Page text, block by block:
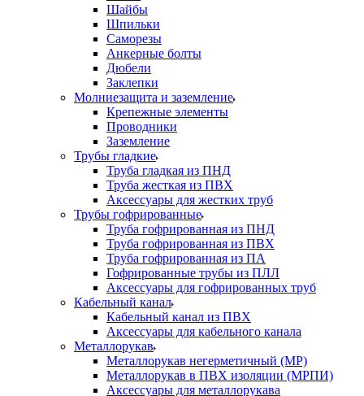
Шайбы
Шпильки
Саморезы
Анкерные болты
Дюбели
Заклепки
Молниезащита и заземление
Крепежные элементы
Проводники
Заземление
Трубы гладкие
Труба гладкая из ПНД
Труба жесткая из ПВХ
Аксессуары для жестких труб
Трубы гофрированные
Труба гофрированная из ПНД
Труба гофрированная из ПВХ
Труба гофрированная из ПА
Гофрированные трубы из ПЛЛ
Аксессуары для гофрированных труб
Кабельный канал
Кабельный канал из ПВХ
Аксессуары для кабельного канала
Металлорукав
Металлорукав негерметичный (МР)
Металлорукав в ПВХ изоляции (МРПИ)
Аксессуары для металлорукава